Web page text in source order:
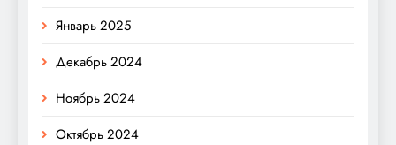
Январь 2025
Декабрь 2024
Ноябрь 2024
Октябрь 2024